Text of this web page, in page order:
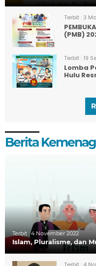
Terbit : 3
(PMB)
Terbit : 19
Lomba
Hulu
Berita Kemenag
Terbit :4 November 2022
Islam, Pluralisme, dan
Terbit : 4